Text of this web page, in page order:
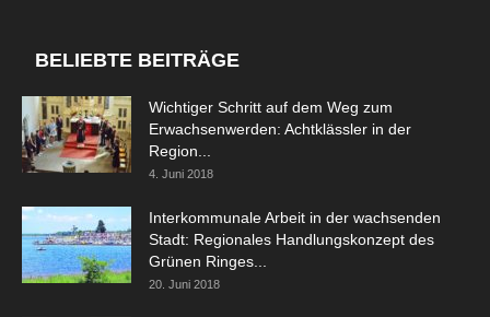
BELIEBTE BEITRÄGE
Wichtiger Schritt auf dem Weg zum
Erwachsenwerden: Achtklässler in der
Region...
4. Juni 2018
Interkommunale Arbeit in der wachsenden
Stadt: Regionales Handlungskonzept des
Grünen Ringes...
20. Juni 2018